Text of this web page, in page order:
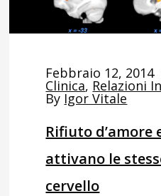
Febbraio 12, 2014
Clinica, Relazioni
By Igor Vitale
Rifiuto d’amore
attivano le
cervello